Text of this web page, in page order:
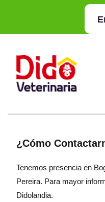
¿Cómo
Tenemos presencia en
Pereira. Para mayor
Didolandia.